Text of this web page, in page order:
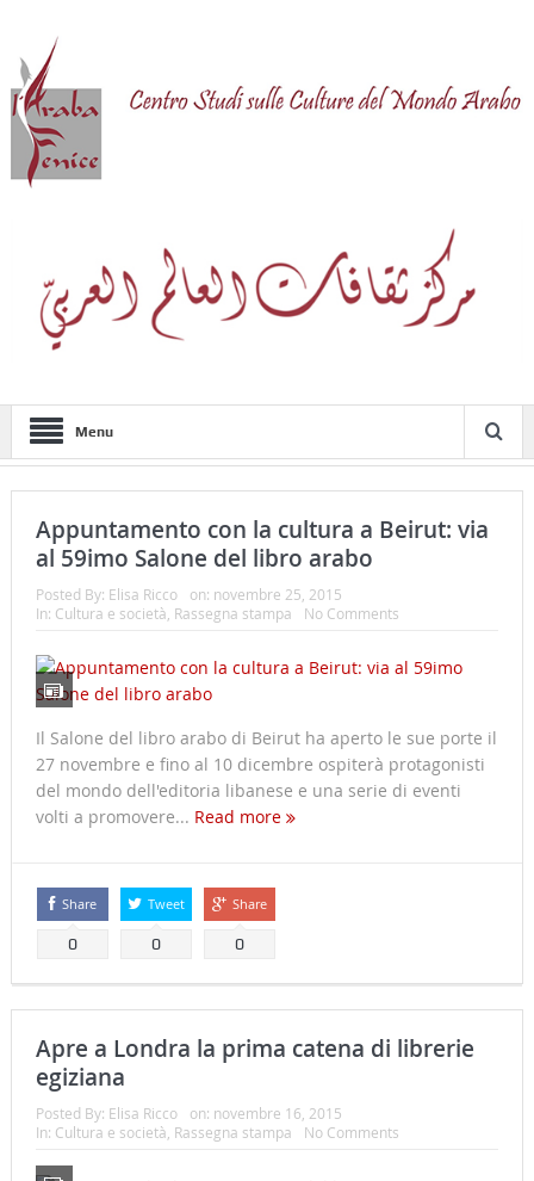
Menu
Appuntamento con la cultura a Beirut: via
al 59imo Salone del libro arabo
Posted By: Elisa Ricco on: novembre 25, 2015
In: Cultura e società, Rassegna stampa No Comments
Il Salone del libro arabo di Beirut ha aperto le sue porte il
27 novembre e fino al 10 dicembre ospiterà protagonisti
del mondo dell'editoria libanese e una serie di eventi
volti a promovere... Read more
Share
0
Tweet
0
Share
0
Apre a Londra la prima catena di librerie
egiziana
Posted By: Elisa Ricco on: novembre 16, 2015
In: Cultura e società Rassegna stampa No Comments